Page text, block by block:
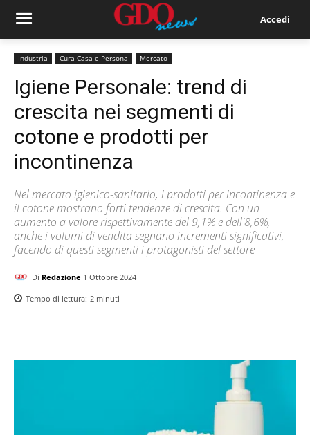
Accedi
Industria Cura Casa e Persona Mercato
Igiene Personale: trend di
crescita nei segmenti di
cotone e prodotti per
incontinenza
Nel mercato igienico-sanitario, i prodotti per incontinenza e
il cotone mostrano forti tendenze di crescita. Con un
aumento a valore rispettivamente del 9,1% e dell'8,6%,
anche i volumi di vendita segnano incrementi significativi,
facendo di questi segmenti i protagonisti del settore
Di Redazione 1 Ottobre 2024
Tempo di lettura: 2 minuti